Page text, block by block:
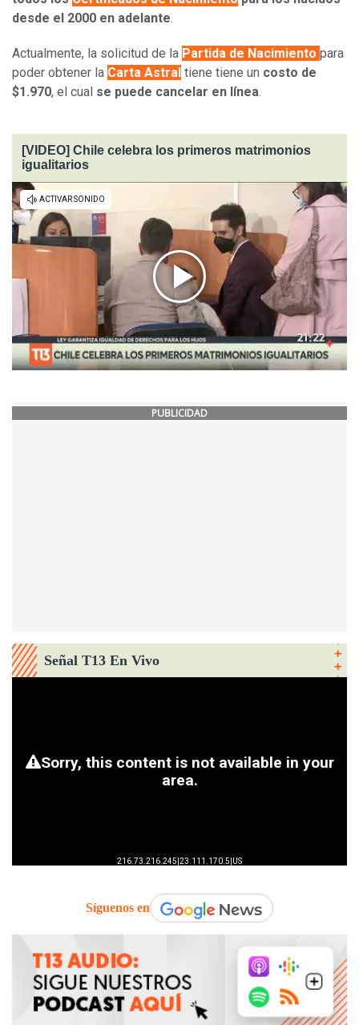
desde el 2000 en adelante.
Actualmente, ​la solicitud de la Partida de Nacimiento para
poder obtener la Carta Astral tiene tiene un costo de
$1.970, el cual se puede cancelar en línea.
[VIDEO] Chile celebra los primeros matrimonios
igualitarios
PUBLICIDAD
Señal T13 En Vivo
Síguenos en